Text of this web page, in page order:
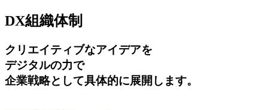
DX組織体制
クリエイティブなアイデアを
デジタルの力で
企業戦略として具体的に展開します。